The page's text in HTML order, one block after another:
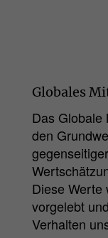
Globales
Das Globale
den
Diese Werte
vorgelebt
Verhalten